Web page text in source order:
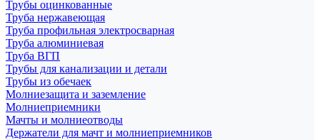
Трубы оцинкованные
Труба нержавеющая
Труба профильная электросварная
Труба алюминиевая
Труба ВГП
Трубы для канализации и детали
Трубы из обечаек
Молниезащита и заземление
Молниеприемники
Мачты и молниеотводы
Держатели для мачт и молниеприемников